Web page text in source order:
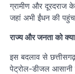
ग्रामीण और दूरदराज
जहां अभी ईंधन की
राज्य और जनता को
इस बदलाव से
पेट्रोल-डीजल